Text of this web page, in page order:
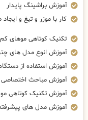
آموزش براشینگ پایدار
کار با موزر و تیغ و
تکنیک کوتاهی موهای
آموزش انوع مدل های
آموزش استفاده از
آموزش مباحث
آموزش تکنیک کوتاهی مو زنانه
آموزش مدل های